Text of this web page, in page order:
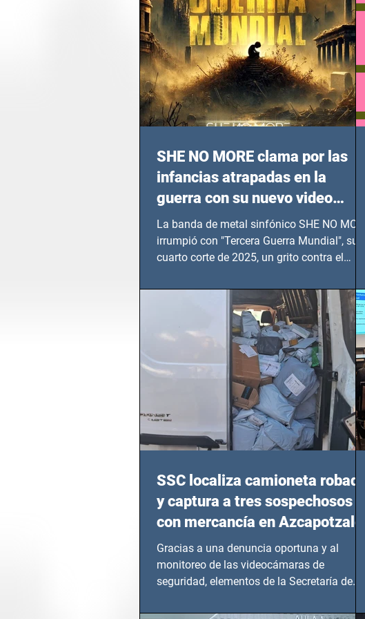
SHE NO MORE clama por las
infancias atrapadas en la
guerra con su nuevo video
TERCERA GUERRA MUNDIAL
La banda de metal sinfónico SHE NO MORE
irrumpió con "Tercera Guerra Mundial", su
cuarto corte de 2025, un grito contra el
en epicentros bélicos.
SSC localiza camioneta robada
y captura a tres sospechosos
con mercancía en Azcapotzalco
Gracias a una denuncia oportuna y al
monitoreo de las videocámaras de
seguridad, elementos de la Secretaría de